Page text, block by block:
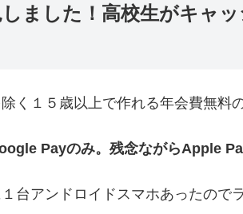
ました！高校生がキャ
く１５歳以上で作れる年会費無料
Payのみ。残念ながらApple
台アンドロイドスマホあったので